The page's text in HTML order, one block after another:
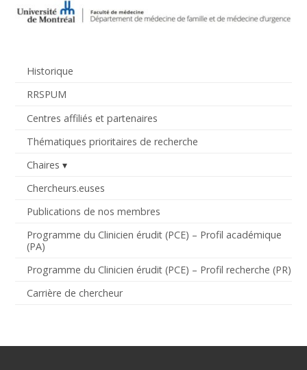
Historique
RRSPUM
Centres affiliés et partenaires
Thématiques prioritaires de recherche
Chaires
Chercheurs.euses
Publications de nos membres
Programme du Clinicien érudit (PCE) – Profil académique
(PA)
Programme du Clinicien érudit (PCE) – Profil recherche (PR)
Carrière de chercheur